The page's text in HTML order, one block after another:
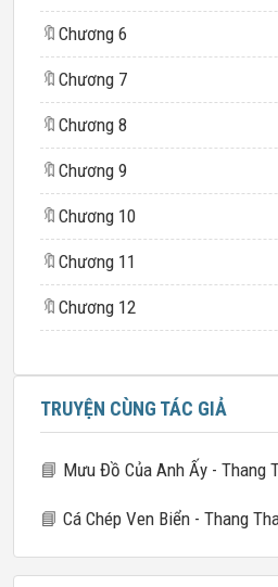
🔖 Chương 6
🔖 Chương 7
🔖 Chương 8
🔖 Chương 9
🔖 Chương 10
🔖 Chương 11
🔖 Chương 12
TRUYỆN CÙNG TÁC GIẢ
📘 Mưu Đồ Của Anh Ấy - Thang
📘 Cá Chép Ven Biển - Thang